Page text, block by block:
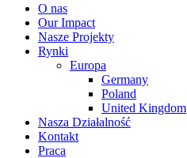
O nas
Our Impact
Nasze Projekty
Rynki
Europa
Germany
Poland
United Kingdom
Nasza Działalność
Kontakt
Praca